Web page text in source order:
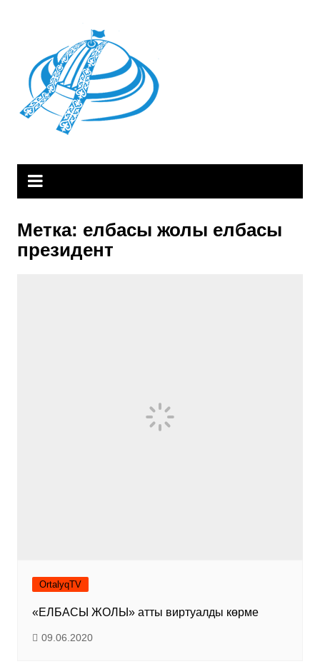
Метка: елбасы жолы елбасы
президент
OrtalyqTV
«ЕЛБАСЫ ЖОЛЫ» атты виртуалды көрме
09.06.2020